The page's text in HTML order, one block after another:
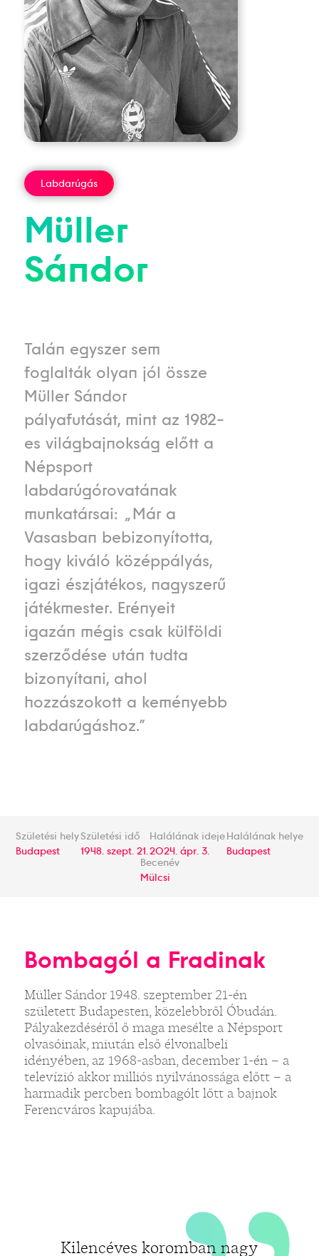
Labdarúgás
Müller
Sándor
Talán egyszer sem
foglalták olyan jól össze
Müller Sándor
pályafutását, mint az 1982-
es világbajnokság előtt a
Népsport
labdarúgórovatának
munkatársai: „Már a
Vasasban bebizonyította,
hogy kiváló középpályás,
igazi észjátékos, nagyszerű
játékmester. Erényeit
igazán mégis csak külföldi
szerződése után tudta
bizonyítani, ahol
hozzászokott a keményebb
labdarúgáshoz.”
Születési hely
Budapest
Születési idő
1948. szept. 21.
Halálának ideje
2024. ápr. 3.
Halálának helye
Budapest
Becenév
Mülcsi
Bombagól a Fradinak
Müller Sándor 1948. szeptember 21-én
született Budapesten, közelebbről Óbudán.
Pályakezdéséről ő maga mesélte a Népsport
olvasóinak, miután első élvonalbeli
idényében, az 1968-asban, december 1-én – a
televízió akkor milliós nyilvánossága előtt – a
harmadik percben bombagólt lőtt a bajnok
Ferencváros kapujába.
Kilencéves koromban nagy
„